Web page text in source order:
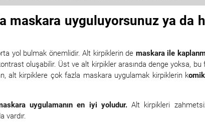
maskara uyguluyorsunuz ya da
yol bulmak önemlidir. Alt kirpiklerin de maskara ile
oluşabilir. Üst ve alt kirpikler arasında denge yoksa, bu
alt kirpiklere çok fazla maskara uygulamak kirpiklerin k
uygulamanın en iyi yoludur.Alt kirpikleri
vardır.